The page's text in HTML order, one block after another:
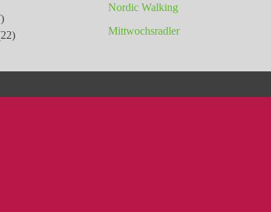
Nordic Walking
Mittwochsradler